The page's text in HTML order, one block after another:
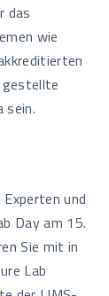
das
wie
gestellte
sein.
und
Day am 15.
Sie mit in
Lab